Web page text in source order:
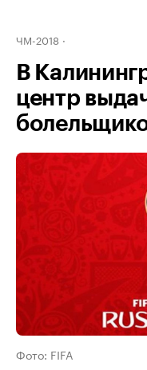
ЧМ-2018
В
центр
Фото: FIFA